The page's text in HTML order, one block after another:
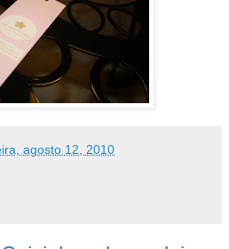
agosto 12, 2010